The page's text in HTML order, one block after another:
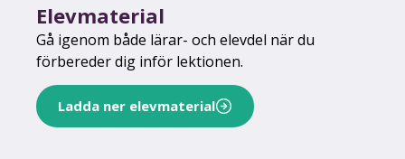
Elevmaterial
Gå igenom både lärar- och elevdel när du
förbereder dig inför lektionen.
Ladda ner elevmaterial